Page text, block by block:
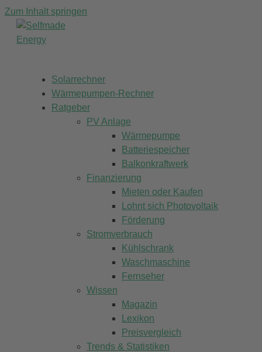
Zum Inhalt springen
Solarrechner
Wärmepumpen-Rechner
Ratgeber
PV Anlage
Wärmepumpe
Batteriespeicher
Balkonkraftwerk
Finanzierung
Mieten oder Kaufen
Lohnt sich Photovoltaik
Förderung
Stromverbrauch
Kühlschrank
Waschmaschine
Fernseher
Wissen
Magazin
Lexikon
Preisvergleich
Trends & Statistiken